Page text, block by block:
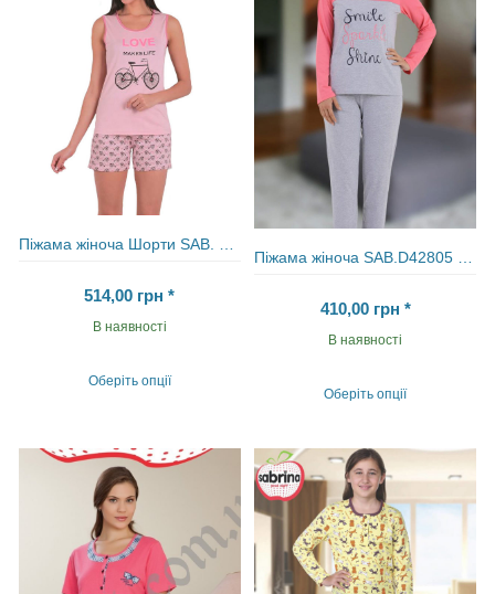
можна
вибрати
на
сторінці
товару
можна
вибрати
сторінці
товару
514,00 грн *
В наявності
Оберіть опції
кілька
варіантів.
Параметри
можна
вибрати
на
сторінці
товару
410,00 грн *
В наявності
Оберіть опції
має
кілька
варіантів.
Параметри
можна
вибрати
на
сторінці